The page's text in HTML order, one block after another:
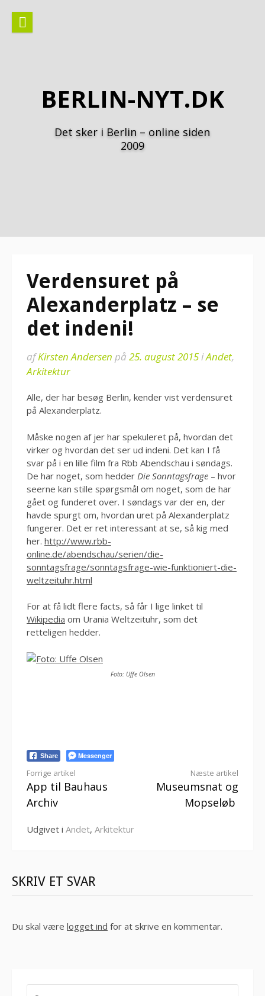
indhold
BERLIN-NYT.DK
Det sker i Berlin – online siden
2009
Verdensuret på
Alexanderplatz – se
det indeni!
afKirsten Andersen på 25. august 2015iAndet,
Arkitektur
Alle, der har besøg Berlin, kender vist verdensuret
på Alexanderplatz.
Måske nogen af jer har spekuleret på, hvordan det
virker og hvordan det ser ud indeni. Det kan I få
svar på i en lille film fra Rbb Abendschau i søndags.
De har noget, som hedder Die Sonntagsfrage – hvor
seerne kan stille spørgsmål om noget, som de har
gået og funderet over. I søndags var der en, der
havde spurgt om, hvordan uret på Alexanderplatz
fungerer. Det er ret interessant at se, så kig med
her. http://www.rbb-
online.de/abendschau/serien/die-
sonntagsfrage/sonntagsfrage-wie-funktioniert-die-
weltzeituhr.html
For at få lidt flere facts, så får I lige linket til
Wikipedia om Urania Weltzeituhr, som det
retteligen hedder.
Foto: Uffe Olsen
Share Messenger
Læs
videre
Forrige artikel
App til Bauhaus
Archiv
Næste artikel
Museumsnat og
Mopseløb
Udgivet i Andet, Arkitektur
SKRIV ET SVAR
Du skal være logget ind for at skrive en kommentar.